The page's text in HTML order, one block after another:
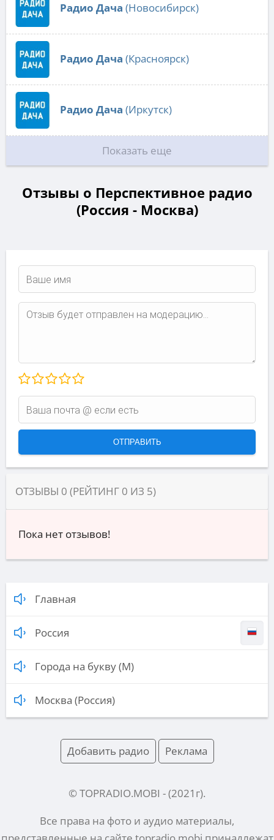
Радио Дача (Новосибирск)
Радио Дача (Красноярск)
Радио Дача (Иркутск)
Показать еще
Отзывы о Перспективное радио
(Россия - Москва)
ОТЗЫВЫ 0 (РЕЙТИНГ 0 ИЗ 5)
Пока нет отзывов!
Главная
Россия
Города на букву (М)
Москва (Россия)
Добавить радио Реклама
© TOPRADIO.MOBI - (2021 г).
Все права на фото и аудио материалы,